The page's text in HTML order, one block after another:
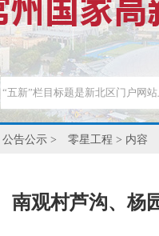
公告公示 > 零星工程 > 内容
南观村芦沟、杨